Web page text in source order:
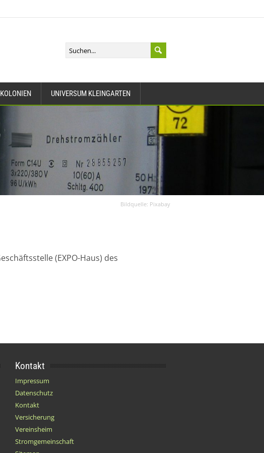
KOLONIEN UNIVERSUM KLEINGARTEN
Bildquelle: Pixabay
(EXPO-Haus) des
Kontakt
Impressum
Datenschutz
Kontakt
Versicherung
Vereinsheim
Stromgemeinschaft